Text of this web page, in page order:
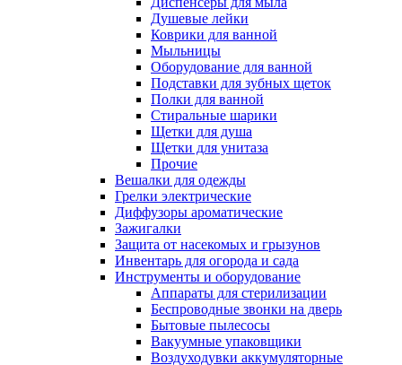
Душевые лейки
Коврики для ванной
Мыльницы
Оборудование для ванной
Подставки для зубных щеток
Полки для ванной
Стиральные шарики
Щетки для душа
Щетки для унитаза
Прочие
Вешалки для одежды
Грелки электрические
Диффузоры ароматические
Зажигалки
Защита от насекомых и грызунов
Инвентарь для огорода и сада
Инструменты и оборудование
Аппараты для стерилизации
Беспроводные звонки на дверь
Бытовые пылесосы
Вакуумные упаковщики
Воздуходувки аккумуляторные